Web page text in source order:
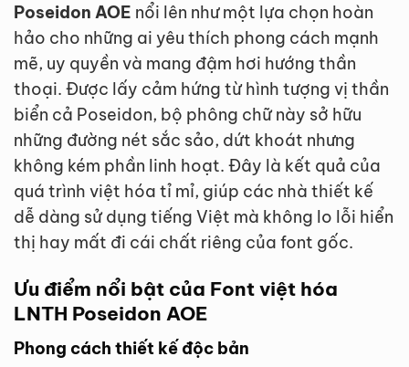
Poseidon AOE nổi lên như một lựa chọn hoàn
hảo cho những ai yêu thích phong cách mạnh
mẽ, uy quyền và mang đậm hơi hướng thần
thoại. Được lấy cảm hứng từ hình tượng vị thần
biển cả Poseidon, bộ phông chữ này sở hữu
những đường nét sắc sảo, dứt khoát nhưng
không kém phần linh hoạt. Đây là kết quả của
quá trình việt hóa tỉ mỉ, giúp các nhà thiết kế
dễ dàng sử dụng tiếng Việt mà không lo lỗi hiển
thị hay mất đi cái chất riêng của font gốc.
Ưu điểm nổi bật của Font việt hóa
LNTH Poseidon AOE
Phong cách thiết kế độc bản